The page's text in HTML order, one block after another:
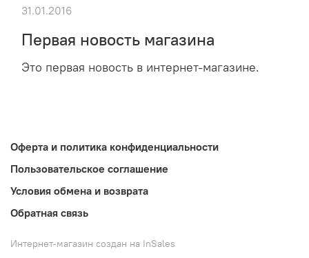
Первая новость магазина
Это первая новость в интернет-магазине.
31.01.2016
Оферта и политика конфиденциальности
Пользовательское соглашение
Условия обмена и возврата
Обратная связь
Интернет-магазин создан на InSales